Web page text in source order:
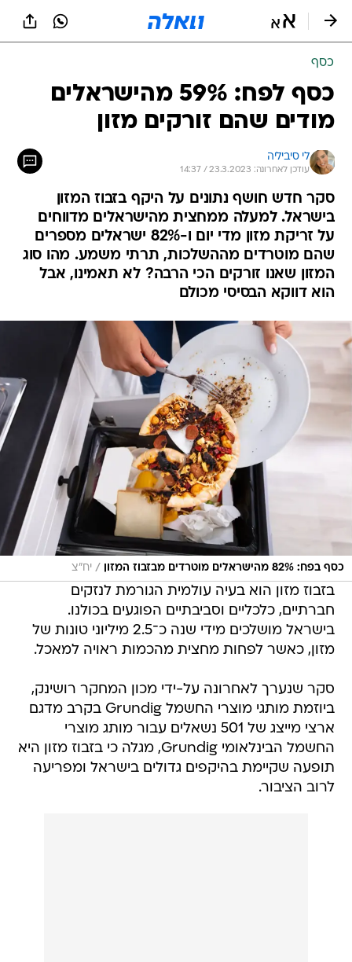
כסף
כסף לפח: 59% מהישראלים
מודים שהם זורקים מזון
לי סיביליה
עודכן לאחרונה: 23.3.2023 / 14:37
סקר חדש חושף נתונים על היקף בזבוז המזון
בישראל. למעלה ממחצית מהישראלים מדווחים
על זריקת מזון מדי יום ו-82% ישראלים מספרים
שהם מוטרדים מההשלכות, תרתי משמע. מהו סוג
המזון שאנו זורקים הכי הרבה? לא תאמינו, אבל
הוא דווקא הבסיסי מכולם
כסף בפח: 82% מהישראלים מוטרדים מבזבוז המזון / יח"צ
בזבוז מזון הוא בעיה עולמית הגורמת לנזקים
חברתיים, כלכליים וסביבתיים הפוגעים בכולנו.
בישראל מושלכים מידי שנה כ־2.5 מיליוני טונות של
מזון, כאשר לפחות מחצית מהכמות ראויה למאכל.
סקר שנערך לאחרונה על-ידי מכון המחקר רושינק,
ביוזמת מותגי מוצרי החשמל Grundig בקרב מדגם
ארצי מייצג של 501 נשאלים עבור מותג מוצרי
החשמל הבינלאומי Grundig, מגלה כי בזבוז מזון היא
תופעה שקיימת בהיקפים גדולים בישראל ומפריעה
לרוב הציבור.